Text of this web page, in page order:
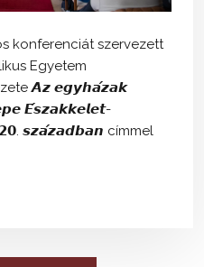
konferenciát szervezett
Egyetem
𝘼𝙯 𝙚𝙜𝙮𝙝𝙖́𝙯𝙖𝙠
𝙀́𝙨𝙯𝙖𝙠𝙠𝙚𝙡𝙚𝙩-
𝙨𝙯𝙖́𝙯𝙖𝙙𝙗𝙖𝙣 címmel